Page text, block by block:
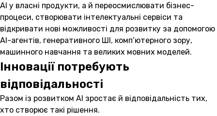
AI у власні продукти, а й переосмислювати бізнес-
процеси, створювати інтелектуальні сервіси та
відкривати нові можливості для розвитку за допомогою
AI-агентів, генеративного ШІ, комп’ютерного зору,
машинного навчання та великих мовних моделей.
Інновації потребують
відповідальності
Разом із розвитком AI зростає й відповідальність тих,
хто створює такі рішення.